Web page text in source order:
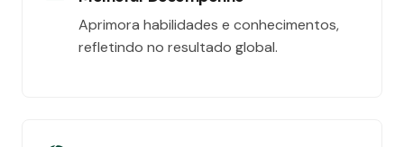
Aprimora habilidades e conhecimentos,
refletindo no resultado global.